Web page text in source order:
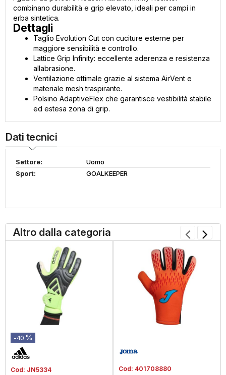
combinano durabilità e grip elevato, ideali per campi in
erba sintetica.
Dettagli
Taglio Evolution Cut con cuciture esterne per
maggiore sensibilità e controllo.
Lattice Grip Infinity: eccellente aderenza e resistenza
allabrasione.
Ventilazione ottimale grazie al sistema AirVent e
materiale mesh traspirante.
Polsino AdaptiveFlex che garantisce vestibilità stabile
ed estesa zona di grip.
Dati tecnici
Settore:
Uomo
Sport:
GOALKEEPER
Altro dalla categoria
-40 %
Cod: JN5334 Cod: 401708880